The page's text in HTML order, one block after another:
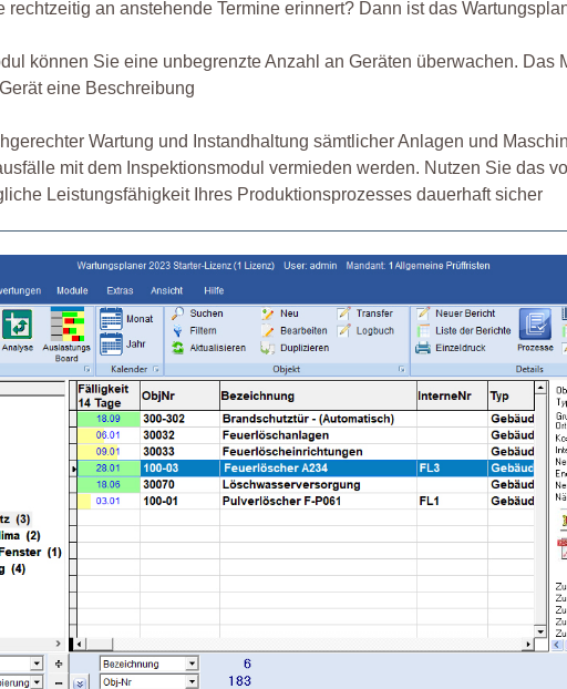
rechtzeitig an anstehende Termine erinnert? Dann ist das
können Sie eine unbegrenzte Anzahl an Geräten überwachen. Das
eine Beschreibung
Wartung und Instandhaltung sämtlicher Anlagen und
mit dem Inspektionsmodul vermieden werden. Nutzen Sie das
Leistungsfähigkeit Ihres Produktionsprozesses dauerhaft sicher